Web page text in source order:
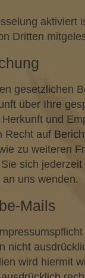
aktiviert
Dritten
gesetzlichen
über Ihre
und
auf
zu weiteren
sich
uns wenden.
Mails
nicht
wird hiermit